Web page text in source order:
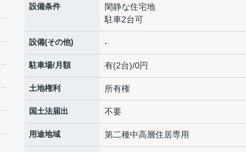
設備条件
閑静な住宅地
駐車2台可
設備(その他) -
駐車場/月額 有(2台)/0円
土地権利 所有権
国土法届出 不要
用途地域 第二種中高層住居専用